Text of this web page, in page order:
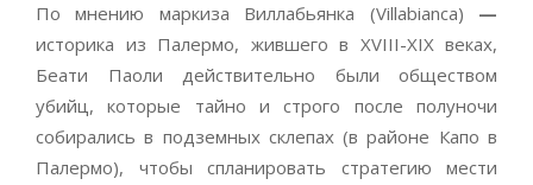
По мнению маркиза Виллабьянка (Villabianca) —
историка из Палермо, жившего в XVIII-XIX веках,
Беати Паоли действительно были обществом
убийц, которые тайно и строго после полуночи
собирались в подземных склепах (в районе Капо в
Палермо), чтобы спланировать стратегию мести